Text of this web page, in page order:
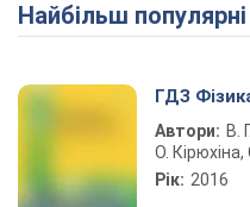
Найбільш
ГДЗ
Автори: В.
О.
Рік: 2016